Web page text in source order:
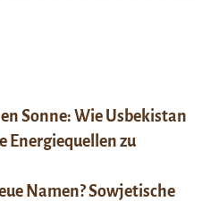
Sonne: Wie Usbekistan
Energiequellen zu
Namen? Sowjetische